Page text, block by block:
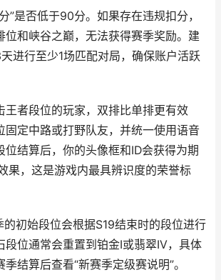
”是否低于90分。如果存在违规扣分，
位和峡谷之巅，无法获得赛季奖励。建
进行至少1场匹配对局，确保账户活跃
王者段位的玩家，双排比单排更有效
固定中路或打野队友，并统一使用语音
位结算后，你的头像框和ID会获得为期
果，这是游戏内最具辨识度的荣誉标
初始段位会根据S19结束时的段位进行
段位通常会重置到铂金I或翡翠IV，具体
结算后查看“新赛季定级赛说明”。